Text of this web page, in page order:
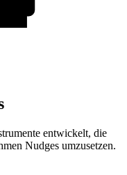
entwickelt, die
Nudges umzusetzen.